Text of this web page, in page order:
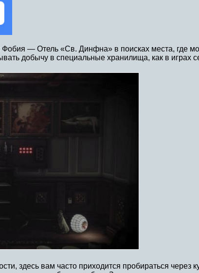
— Отель «Св. Динфна» в поисках места, где
добычу в специальные хранилища, как в играх
здесь вам часто приходится пробираться через